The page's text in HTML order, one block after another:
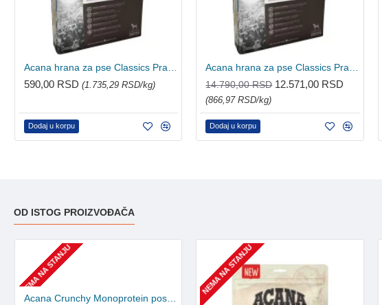
Acana hrana za pse Classics Prairie Poultry 340g
590,00 RSD (1.735,29 RSD/kg)
Dodaj u korpu
Acana hrana za pse Classics Prairie Poultry 14.5kg
14.790,00 RSD 12.571,00 RSD
(866,97 RSD/kg)
Dodaj u korpu
OD ISTOG PROIZVOĐAČA
NEMA NA STANJU
Acana Crunchy Monoprotein poslastice za pse - Ćureća jetra 100g
NEMA NA STANJU